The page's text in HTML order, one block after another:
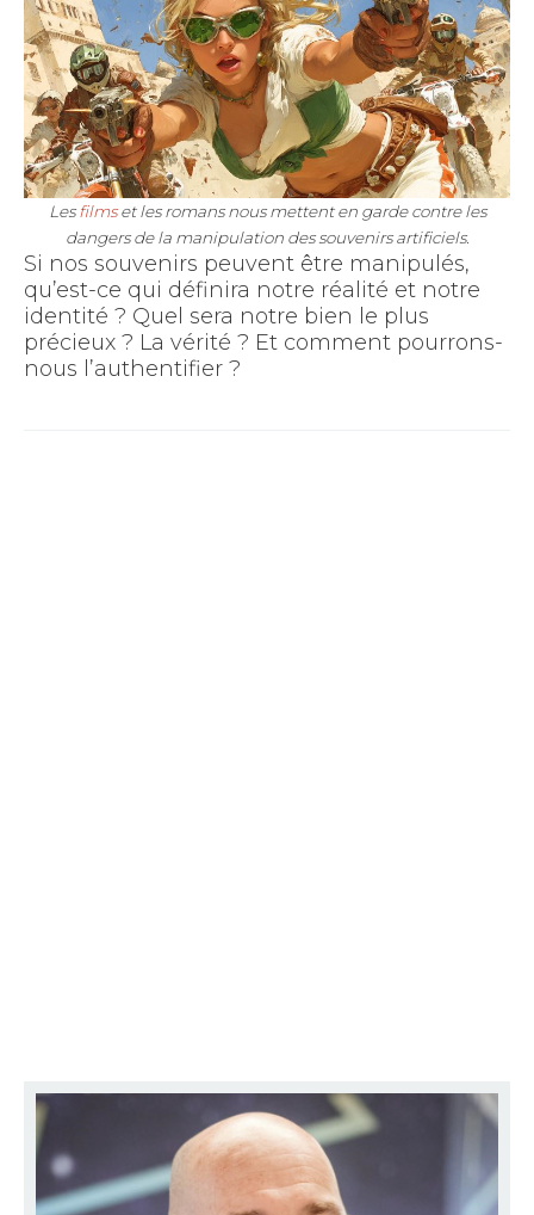
Les filmset les romans nous mettent en garde contre les
dangers de la manipulation des souvenirs artificiels.
Si nos souvenirs peuvent être manipulés,
qu’est-ce qui définira notre réalité et notre
identité ? Quel sera notre bien le plus
précieux ? La vérité ? Et comment pourrons-
nous l’authentifier ?